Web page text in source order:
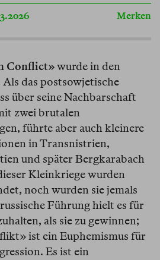
Merken
Conflict»wurde in den
das postsowjetische
über seine Nachbarschaft
zwei brutalen
führte aber auch kleinere
in Transnistrien,
und später Bergkarabach
Kleinkriege wurden
noch wurden sie jemals
Führung hielt es für
als sie zu gewinnen;
ist ein Euphemismus für
Es ist ein